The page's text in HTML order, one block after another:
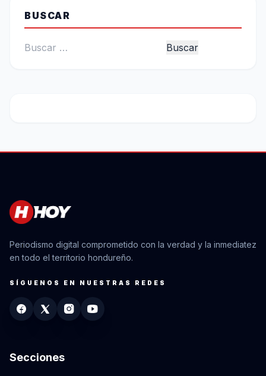
BUSCAR
Buscar:
Periodismo digital comprometido con la verdad y la inmediatez
en todo el territorio hondureño.
SÍGUENOS EN NUESTRAS REDES
Secciones